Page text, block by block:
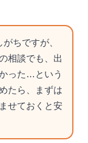
ちですが、
相談でも、出
った…という
たら、まずは
せておくと安